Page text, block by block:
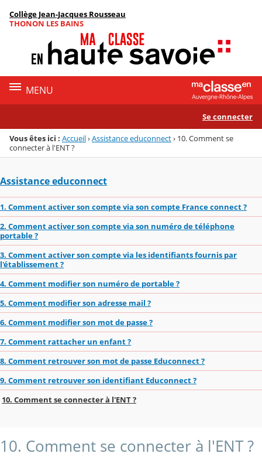
Menu de la rubrique
Contenu
Collège Jean-Jacques Rousseau
THONON LES BAINS
MENU
Se connecter
Vous êtes ici : Accueil›Assistance educonnect› 10. Comment se
connecter à l'ENT ?
Assistance educonnect
1. Comment activer son compte via son compte France connect ?
2. Comment activer son compte via son numéro de téléphone
portable ?
3. Comment activer son compte via les identifiants fournis par
l'établissement ?
4. Comment modifier son numéro de portable ?
5. Comment modifier son adresse mail ?
6. Comment modifier son mot de passe ?
7. Comment rattacher un enfant ?
8. Comment retrouver son mot de passe Educonnect ?
9. Comment retrouver son identifiant Educonnect ?
10. Comment se connecter à l'ENT ?
10. Comment se connecter à l'ENT ?